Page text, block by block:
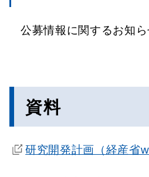
公募情報に関するお知
資料
研究開発計画（経産省